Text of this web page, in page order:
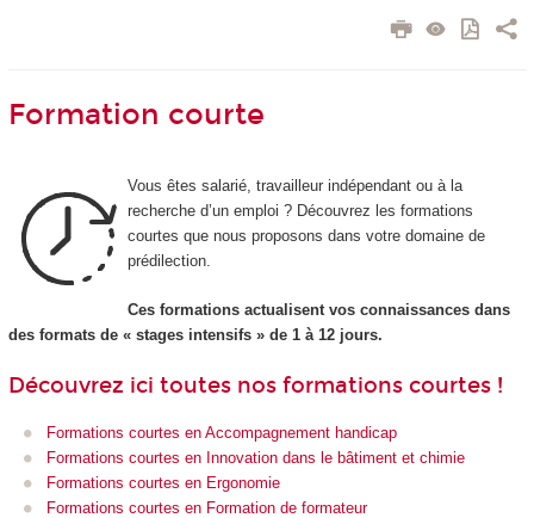
Formation courte
Vous êtes salarié, travailleur indépendant ou à la
recherche d’un emploi ? Découvrez les formations
courtes que nous proposons dans votre domaine de
prédilection.
Ces formations actualisent vos connaissances dans
des formats de « stages intensifs » de 1 à 12 jours.
Découvrez ici toutes nos formations courtes !
Formations courtes en Accompagnement handicap
Formations courtes en Innovation dans le bâtiment et chimie
Formations courtes en Ergonomie
Formations courtes en Formation de formateur